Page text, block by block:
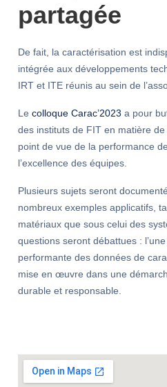
partagée
De fait, la caractérisation est
intégrée aux développements
IRT et ITE réunis au sein de
Le colloque Carac’2023 a pour
des instituts de FIT en matière
point de vue de la performance
l’excellence des équipes.
Plusieurs sujets seront
nombreux exemples applicatifs,
matériaux que sous celui des
questions seront débattues :
performante des données de
mise en œuvre dans une
durable et responsable.